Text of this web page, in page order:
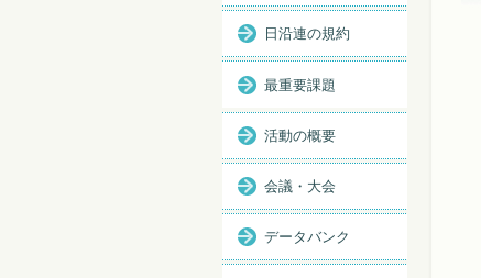
日沿連の規約
最重要課題
活動の概要
会議・大会
データバンク